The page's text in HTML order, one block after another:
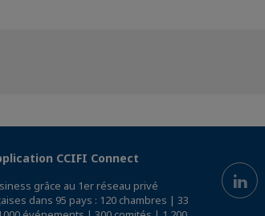
CCIFI Connect
grâce au 1er réseau privé
dans 95 pays : 120 chambres | 33